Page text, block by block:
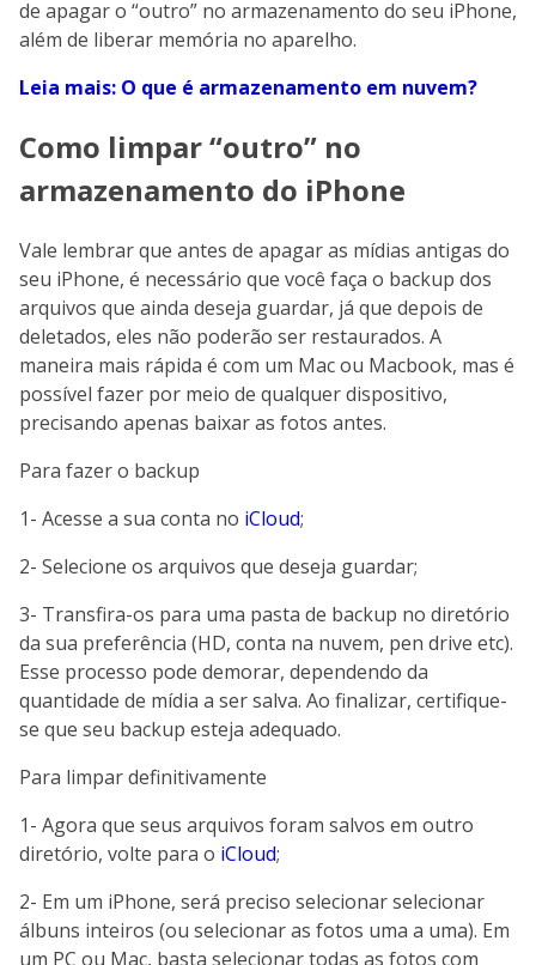
de apagar o “outro” no armazenamento do seu iPhone,
além de liberar memória no aparelho.
Leia mais: O que é armazenamento em nuvem?
Como limpar “outro” no
armazenamento do iPhone
Vale lembrar que antes de apagar as mídias antigas do
seu iPhone, é necessário que você faça o backup dos
arquivos que ainda deseja guardar, já que depois de
deletados, eles não poderão ser restaurados. A
maneira mais rápida é com um Mac ou Macbook, mas é
possível fazer por meio de qualquer dispositivo,
precisando apenas baixar as fotos antes.
Para fazer o backup
1- Acesse a sua conta no iCloud;
2- Selecione os arquivos que deseja guardar;
3- Transfira-os para uma pasta de backup no diretório
da sua preferência (HD, conta na nuvem, pen drive etc).
Esse processo pode demorar, dependendo da
quantidade de mídia a ser salva. Ao finalizar, certifique-
se que seu backup esteja adequado.
Para limpar definitivamente
1- Agora que seus arquivos foram salvos em outro
diretório, volte para o iCloud;
2- Em um iPhone, será preciso selecionar selecionar
álbuns inteiros (ou selecionar as fotos uma a uma). Em
um PC ou Mac, basta selecionar todas as fotos com